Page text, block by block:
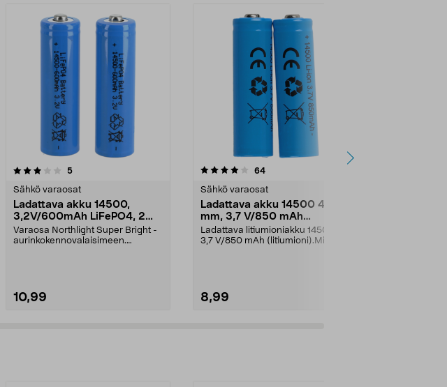
5arvostelut
Sähkö varaosat
Ladattava akku 14500,
3,2V/600mAh LiFePO4, 2
kpl
Varaosa Northlight Super Bright -
aurinkokennovalaisimeen.
10,99
4.0 viidestä
64arvostelut
Sähkö varaosat
Ladattava akku 14500 49
mm, 3,7 V/850 mAh
litiumioni, 2 kpl
Ladattava litiumioniakku 14500,
3,7 V/850 mAh (litiumioni).Mitat:
8,99
4.5 viidestä